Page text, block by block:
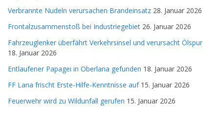
Verbrannte Nudeln verursachen Brandeinsatz 28. Januar 2026
Frontalzusammenstoß bei Industriegebiet 26. Januar 2026
Fahrzeuglenker überfährt Verkehrsinsel und verursacht Ölspur
18. Januar 2026
Entlaufener Papagei in Oberlana gefunden 18. Januar 2026
FF Lana frischt Erste-Hilfe-Kenntnisse auf 15. Januar 2026
Feuerwehr wird zu Wildunfall gerufen 15. Januar 2026